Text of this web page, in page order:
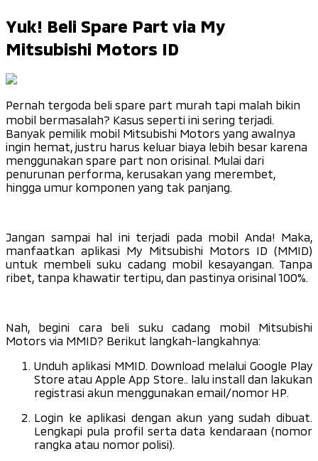
Yuk! Beli Spare Part via My
Mitsubishi Motors ID
Pernah tergoda beli spare part murah tapi malah bikin
mobil bermasalah? Kasus seperti ini sering terjadi.
Banyak pemilik mobil Mitsubishi Motors yang awalnya
ingin hemat, justru harus keluar biaya lebih besar karena
menggunakan spare part non orisinal. Mulai dari
penurunan performa, kerusakan yang merembet,
hingga umur komponen yang tak panjang.
Jangan sampai hal ini terjadi pada mobil Anda! Maka,
manfaatkan aplikasi My Mitsubishi Motors ID (MMID)
untuk membeli suku cadang mobil kesayangan. Tanpa
ribet, tanpa khawatir tertipu, dan pastinya orisinal 100%.
Nah, begini cara beli suku cadang mobil Mitsubishi
Motors via MMID? Berikut langkah-langkahnya:
Unduh aplikasi MMID. Download melalui Google Play
Store atau Apple App Store.. lalu install dan lakukan
registrasi akun menggunakan email/nomor HP.
Login ke aplikasi dengan akun yang sudah dibuat.
Lengkapi pula profil serta data kendaraan (nomor
rangka atau nomor polisi).